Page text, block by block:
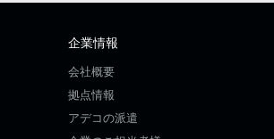
企業情報
会社概要
拠点情報
アデコの派遣